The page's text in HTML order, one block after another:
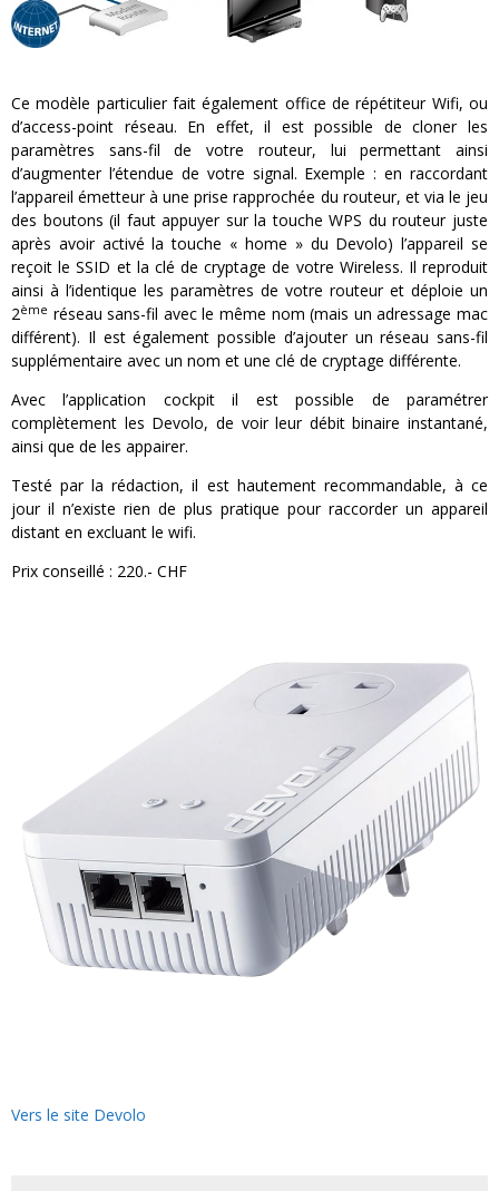
Ce modèle particulier fait également office de répétiteur Wifi, ou
d’access-point réseau. En effet, il est possible de cloner les
paramètres sans-fil de votre routeur, lui permettant ainsi
d’augmenter l’étendue de votre signal. Exemple : en raccordant
l’appareil émetteur à une prise rapprochée du routeur, et via le jeu
des boutons (il faut appuyer sur la touche WPS du routeur juste
après avoir activé la touche « home » du Devolo) l’appareil se
reçoit le SSID et la clé de cryptage de votre Wireless. Il reproduit
ainsi à l’identique les paramètres de votre routeur et déploie un
2ème réseau sans-fil avec le même nom (mais un adressage mac
différent). Il est également possible d’ajouter un réseau sans-fil
supplémentaire avec un nom et une clé de cryptage différente.
Avec l’application cockpit il est possible de paramétrer
complètement les Devolo, de voir leur débit binaire instantané,
ainsi que de les appairer.
Testé par la rédaction, il est hautement recommandable, à ce
jour il n’existe rien de plus pratique pour raccorder un appareil
distant en excluant le wifi.
Prix conseillé : 220.- CHF
Vers le site Devolo